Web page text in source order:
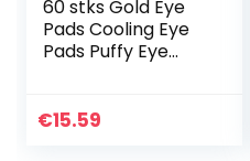
60 stks Gold Eye
Pads Cooling Eye
Pads Puffy Eye
Pads Oog Patches
€15.59